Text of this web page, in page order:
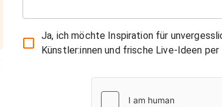
Ja, ich möchte Inspiration für
Künstler:innen und frische Live-Ideen